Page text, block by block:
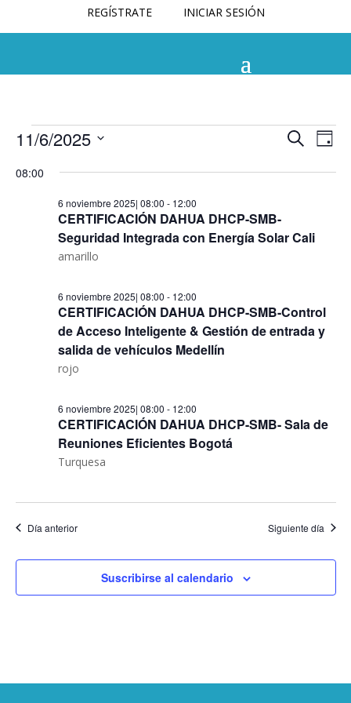
REGÍSTRATE INICIAR SESIÓN
de
Buscar
de
Día
11/6/2025
la
08:00
CERTIFICACIÓN DAHUA DHCP-SMB-
Seguridad Integrada con Energía Solar Cali
6 noviembre 2025| 08:00 - 12:00
amarillo
CERTIFICACIÓN DAHUA DHCP-SMB-Control
de Acceso Inteligente & Gestión de entrada y
salida de vehículos Medellín
6 noviembre 2025| 08:00 - 12:00
rojo
CERTIFICACIÓN DAHUA DHCP-SMB- Sala de
Reuniones Eficientes Bogotá
6 noviembre 2025| 08:00 - 12:00
Turquesa
Día anterior Siguiente día
Suscribirse al calendario